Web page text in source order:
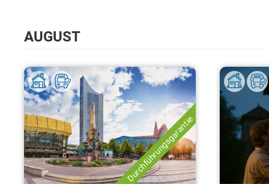
AUGUST
Durchführungsgarantie